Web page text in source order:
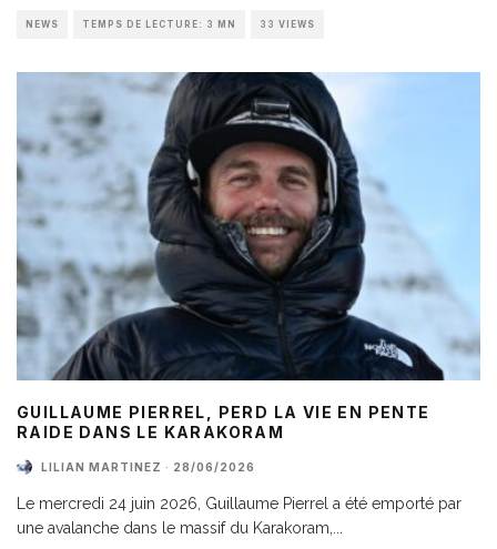
NEWS TEMPS DE LECTURE: 3 MN 33 VIEWS
GUILLAUME PIERREL, PERD LA VIE EN PENTE
RAIDE DANS LE KARAKORAM
LILIAN MARTINEZ · 28/06/2026
Le mercredi 24 juin 2026, Guillaume Pierrel a été emporté par
une avalanche dans le massif du Karakoram,...